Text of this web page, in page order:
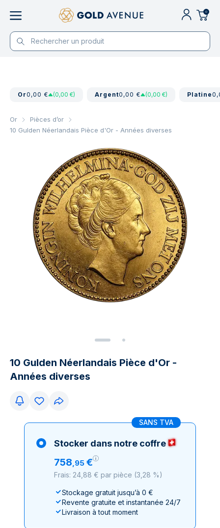
0
Or0,00 € (0,00 €) Argent0,00 € (0,00 €) Platine
Or
Pièces d’or
10 Gulden Néerlandais Pièce d'Or - Années diverses
10 Gulden Néerlandais Pièce d'Or -
Années diverses
SANS TVA
Stocker dans notre coffre
758,95 €
Frais: 24,88 € par pièce (3,28 %)
Stockage gratuit jusqu’à 0 €
Revente gratuite et instantanée 24/7
Livraison à tout moment